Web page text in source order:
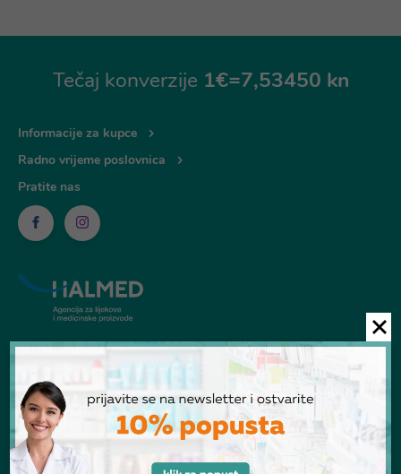
Tečaj konverzije 1€=7,53450 kn
Informacije za kupce
Radno vrijeme poslovnica
Pratite nas
© Ljekarna Talan 2026